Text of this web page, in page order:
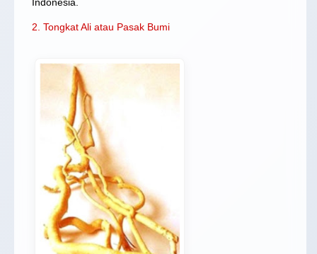
2. Tongkat Ali atau Pasak Bumi